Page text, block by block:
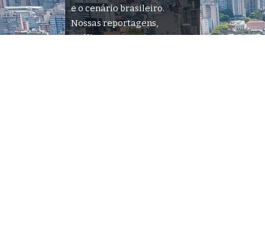
e o cenário brasileiro.
Nossas reportagens,
análises e entrevistas